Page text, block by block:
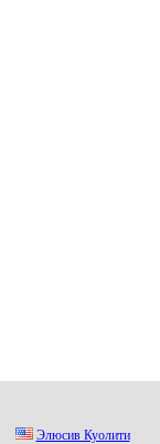
Элюсив Куoлити